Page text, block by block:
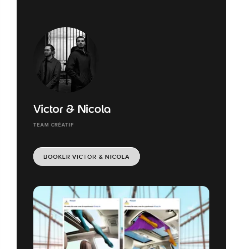
Victor & Nicola
TEAM CRÉATIF
BOOKER VICTOR & NICOLA